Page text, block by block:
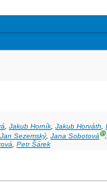
, Jakub Horník, Jakub Horváth,
Jan Sezemský, Jana SobotováⒼ
Petr Šárek